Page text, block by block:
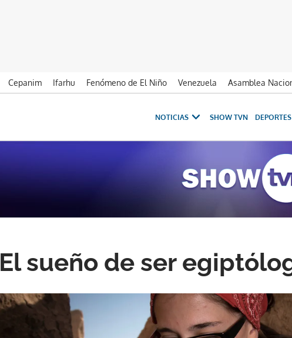
Cepanim Ifarhu Fenómeno de El Niño Venezuela Asamblea
NOTICIAS SHOW TVN DEPORTES
El sueño de ser